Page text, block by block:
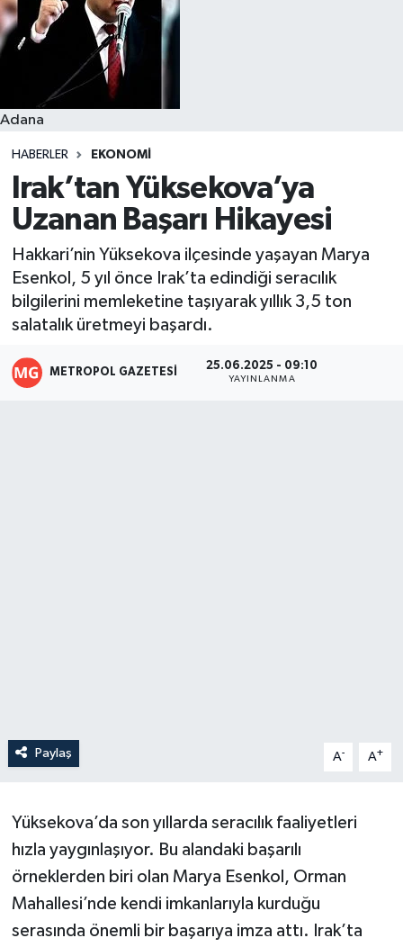
Adana
HABERLER EKONOMI
Irak’tan Yüksekova’ya
Uzanan Başarı Hikayesi
Hakkari’nin Yüksekova ilçesinde yaşayan Marya
Esenkol, 5 yıl önce Irak’ta edindiği seracılık
bilgilerini memleketine taşıyarak yıllık 3,5 ton
salatalık üretmeyi başardı.
METROPOL GAZETESI 25.06.2025 - 09:10
YAYINLANMA
Paylaş A- A+
Yüksekova’da son yıllarda seracılık faaliyetleri
hızla yaygınlaşıyor. Bu alandaki başarılı
örneklerden biri olan Marya Esenkol, Orman
Mahallesi’nde kendi imkanlarıyla kurduğu
serasında önemli bir başarıya imza attı. Irak’ta
Resmi İlanlar